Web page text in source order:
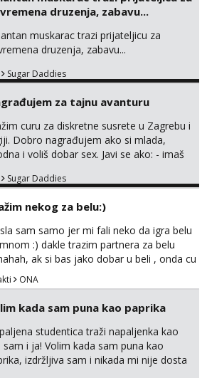
druzenja, zabavu...
muskarac trazi prijateljicu za
druzenja, zabavu...
Sugar Daddies
za tajnu avanturu
curu za diskretne susrete u Zagrebu i
Dobro nagrađujem ako si mlada,
i voliš dobar sex. Javi se ako: - imaš
- se dobro ljubiš - si fleksibilna s
radnim danom (vikendi i noći su za
- vodiš brigu o zdravlju i koristiš
Ne javljajte se: - debele - frajeri i
Sugar Daddies
nekog za belu:)
sam samo jer mi fali neko da igra belu
:) dakle trazim partnera za belu
ak si bas jako dobar u beli , onda cu
za dalje Klikni na link ispod i nadji me
cekam te!
ONA
kada sam puna kao paprika
studentica traži napaljenka kao
sam i ja! Volim kada sam puna kao
izdržljiva sam i nikada mi nije dosta